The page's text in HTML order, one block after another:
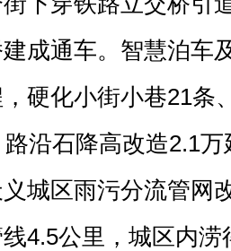
成通车。智慧泊车
硬化小街小巷21条
沿石降高改造2.1
城区雨污分流管网
4.5公里，城区内